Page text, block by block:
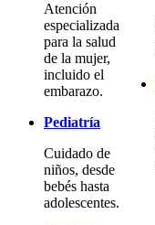
Atención
especializada
para la salud
de la mujer,
incluido el
embarazo.
Pediatría
Cuidado de
niños, desde
bebés hasta
adolescentes.